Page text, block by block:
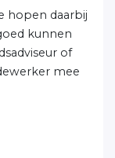
hopen daarbij
kunnen
of
mee